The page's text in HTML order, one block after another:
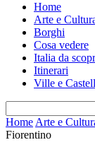
Home
Arte e
Borghi
Cosa vedere
Italia da
Itinerari
Ville e
Home Arte e
Fiorentino